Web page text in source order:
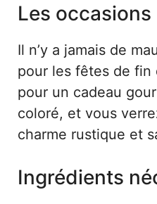
Les
Il n’y a jamais de
pour les fêtes de fin
pour un cadeau
coloré, et vous
charme rustique et
Ingrédients